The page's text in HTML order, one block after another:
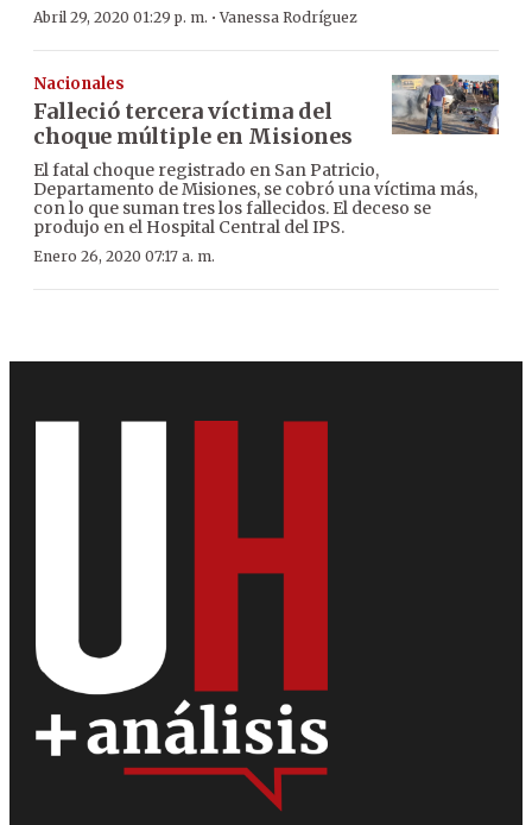
Abril 29, 2020 01:29 p. m. ·Vanessa Rodríguez
Nacionales
Falleció tercera víctima del
choque múltiple en Misiones
El fatal choque registrado en San Patricio,
Departamento de Misiones, se cobró una víctima más,
con lo que suman tres los fallecidos. El deceso se
produjo en el Hospital Central del IPS.
Enero 26, 2020 07:17 a. m.